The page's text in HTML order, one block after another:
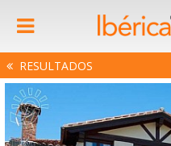
RESULTADOS